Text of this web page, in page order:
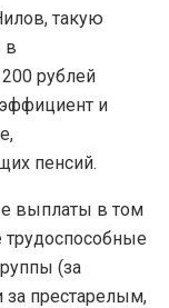
такую
в
рублей
и
пенсий.
выплаты в том
(за
за престарелым,